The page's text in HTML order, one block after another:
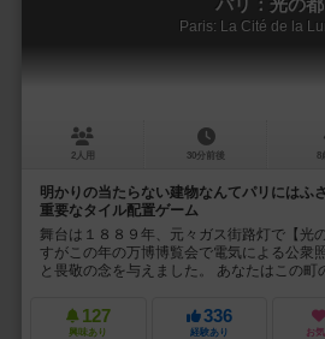
パリ：光の都
Paris: La Cité de la
2人用 30分前後 8
明かりの当たらない建物なんてパリにはふ
重要なタイル配置ゲーム
舞台は１８８９年、元々ガス街路灯で【光
すがこの年の万博博覧会で電気による公衆
と畏敬の念を与えました。 あなたはこの町
127
興味あり
336
経験あり お